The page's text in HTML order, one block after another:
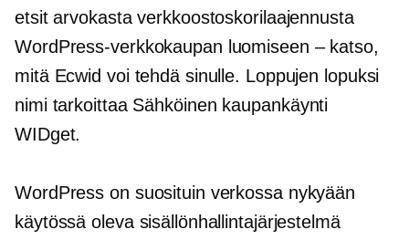
etsit arvokasta verkkoostoskorilaajennusta
WordPress-verkkokaupan luomiseen – katso,
mitä Ecwid voi tehdä sinulle. Loppujen lopuksi
nimi tarkoittaa Sähköinen kaupankäynti
WIDget.
WordPress on suosituin verkossa nykyään
käytössä oleva sisällönhallintajärjestelmä